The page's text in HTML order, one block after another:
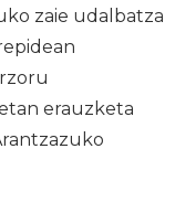
zaie udalbatza
erauzketa